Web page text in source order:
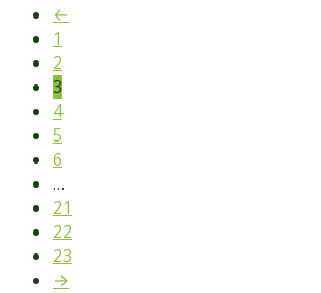
←
1
2
3
4
5
6
…
21
22
23
→